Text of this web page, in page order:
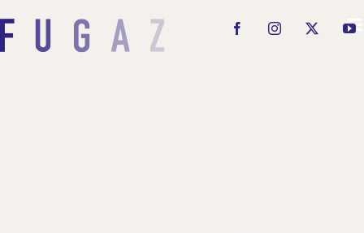
al
contenido
FacebookInstagram